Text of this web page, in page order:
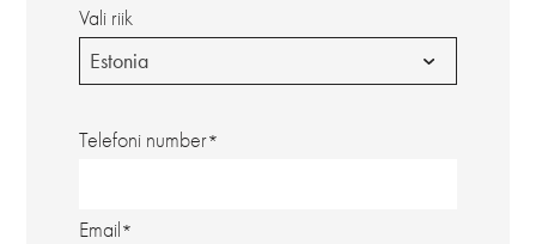
Vali riik
Estonia
Telefoni number
Email